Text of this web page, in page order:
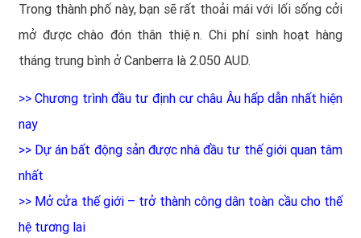
Trong thành phố này, bạn sẽ rất thoải mái với lối sống cởi
mở được chào đón thân thiện. Chi phí sinh hoạt hàng
tháng trung bình ở Canberra là 2.050 AUD.
>>Chương trình đầu tư định cư châu Âu hấp dẫn nhất hiện
nay
>> Dự án bất động sản được nhà đầu tư thế giới quan tâm
nhất
>> Mở cửa thế giới – trở thành công dân toàn cầu cho thế
hệ tương lai